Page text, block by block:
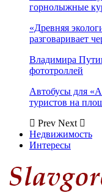
горнолыжные
«Древняя
разговаривает
Владимира
фототроллей
Автобусы для
туристов на
Prev Next
Недвижимость
Интересы